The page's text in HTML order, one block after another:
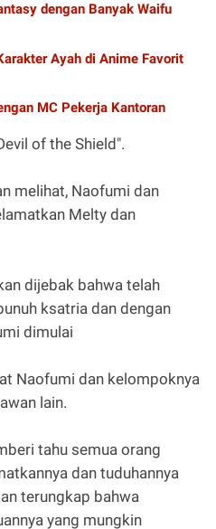
dengan Banyak Waifu
Ayah di Anime Favorit
MC Pekerja Kantoran
of the Shield".
melihat, Naofumi dan
Melty dan
dijebak bahwa telah
ksatria dan dengan
dimulai
Naofumi dan kelompoknya
lain.
tahu semua orang
dan tuduhannya
terungkap bahwa
yang mungkin